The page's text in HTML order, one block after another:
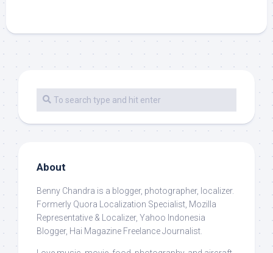
About
Benny Chandra is a blogger, photographer, localizer.
Formerly Quora Localization Specialist, Mozilla
Representative & Localizer, Yahoo Indonesia
Blogger, Hai Magazine Freelance Journalist.